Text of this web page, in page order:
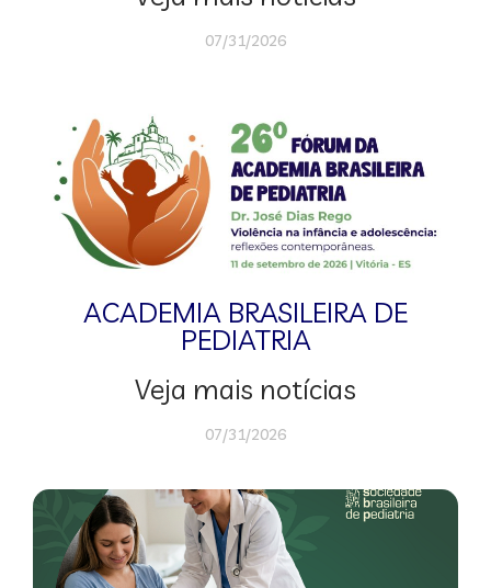
07/31/2026
ACADEMIA BRASILEIRA DE
PEDIATRIA
Veja mais notícias
07/31/2026